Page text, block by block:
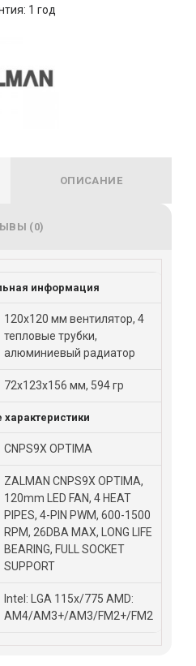
ОПИСАНИЕ
(0)
информация
120x120 мм вентилятор, 4
тепловые трубки,
алюминиевый радиатор
72x123x156 мм, 594 гр
CNPS9X OPTIMA
ZALMAN CNPS9X OPTIMA,
120mm LED FAN, 4 HEAT
PIPES, 4-PIN PWM, 600-1500
RPM, 26DBA MAX, LONG LIFE
BEARING, FULL SOCKET
SUPPORT
Intel: LGA 115x/775 AMD:
AM4/AM3+/AM3/FM2+/FM2
1 год